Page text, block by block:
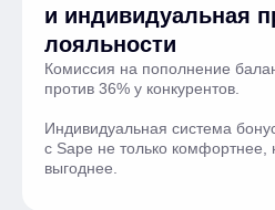
и индивид уальная
лояльности
Комиссия на пополнение
против 36% у конкурентов.
Индивидуальная система
с Sape не только комфортнее,
выгоднее.